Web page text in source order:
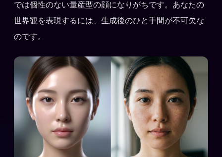
では個性のない量産型の顔になりがちです。あなたの
世界観を表現するには、生成後のひと手間が不可欠な
のです。